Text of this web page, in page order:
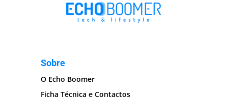
Sobre
O Echo Boomer
Ficha Técnica e Contactos